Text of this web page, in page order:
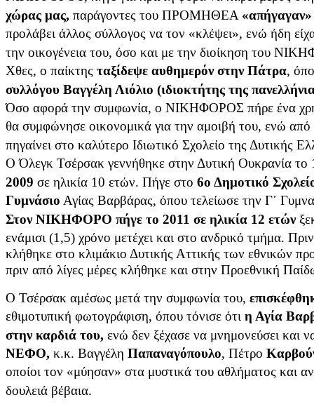
χώρας μας, παράγοντες του ΠΡΟΜΗΘΕΑ «απήγαγαν»
προλάβει άλλος σύλλογος να τον «κλέψει», ενώ ήδη
την οικογένεια του, όσο και με την διοίκηση του
Χθες, ο παίκτης ταξίδεψε αυθημερόν στην Πάτρα,
συλλόγου Βαγγέλη Λιόλιο (ιδιοκτήτης της
Όσο αφορά την συμφωνία, ο ΝΙΚΗΦΟΡΟΣ πήρε ένα
θα συμφώνησε οικονομικά για την αμοιβή του, ενώ
πηγαίνει στο καλύτερο Ιδιωτικό Σχολείο της Δυτικής
Ο Όλεγκ Τσέρσακ γεννήθηκε στην Δυτική Ουκρανία το
2009 σε ηλικία 10 ετών. Πήγε στο 6ο Δημοτικό
Γυμνάσιο Αγίας Βαρβάρας, όπου τελείωσε την Γ΄
Στον ΝΙΚΗΦΟΡΟ πήγε το 2011 σε ηλικία 12 ετών
ενάμισι (1,5) χρόνο μετέχει και στο ανδρικό τμήμα.
κλήθηκε στο κλιμάκιο Δυτικής Αττικής των εθνικών
πριν από λίγες μέρες κλήθηκε και στην Προεθνική
Ο Τσέρσακ αμέσως μετά την συμφωνία του,
εθιμοτυπική φωτογράφιση, όπου τόνισε ότι η Αγία
στην καρδιά του, ενώ δεν ξέχασε να μνημονεύσει και
ΝΕΦΟ, κ.κ. Βαγγέλη Παπαναγόπουλο, Πέτρο
οποίοι τον «μύησαν» στα μυστικά του αθλήματος και
δουλειά βέβαια.